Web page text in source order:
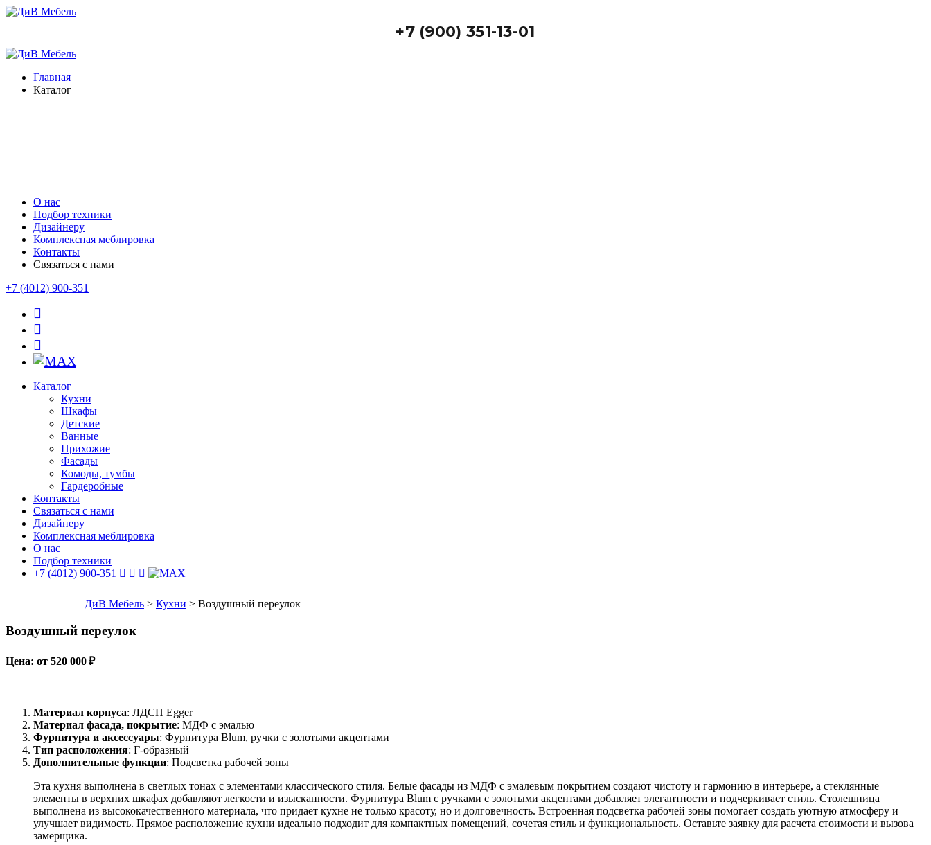
+7 (900) 351-13-01
Главная
Каталог
О нас
Подбор техники
Дизайнеру
Комплексная меблировка
Контакты
Связаться с нами
+7 (4012) 900-351
Каталог
Кухни
Шкафы
Детские
Ванные
Прихожие
Фасады
Комоды, тумбы
Гардеробные
Контакты
Связаться с нами
Дизайнеру
Комплексная меблировка
О нас
Подбор техники
+7 (4012) 900-351
ДиВ Мебель > Кухни > Воздушный переулок
Воздушный переулок
Цена: от 520 000 ₽
Материал корпуса: ЛДСП Egger
Материал фасада, покрытие: МДФ с эмалью
Фурнитура и аксессуары: Фурнитура Blum, ручки с золотыми акцентами
Тип расположения: Г-образный
Дополнительные функции: Подсветка рабочей зоны
Эта кухня выполнена в светлых тонах с элементами классического стиля. Белые фасады из МДФ с эмалевым покрытием создают чистоту и гармонию в интерьере, а стеклянные
элементы в верхних шкафах добавляют легкости и изысканности. Фурнитура Blum с ручками с золотыми акцентами добавляет элегантности и подчеркивает стиль. Столешница
выполнена из высококачественного материала, что придает кухне не только красоту, но и долговечность. Встроенная подсветка рабочей зоны помогает создать уютную атмосферу и
улучшает видимость. Прямое расположение кухни идеально подходит для компактных помещений, сочетая стиль и функциональность. Оставьте заявку для расчета стоимости и вызова
замерщика.